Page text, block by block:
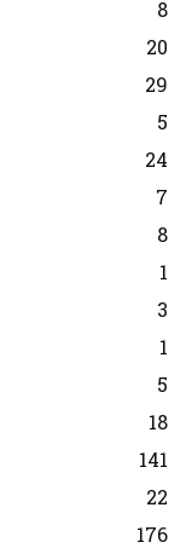
8
20
29
5
24
7
8
1
3
1
5
18
141
22
176